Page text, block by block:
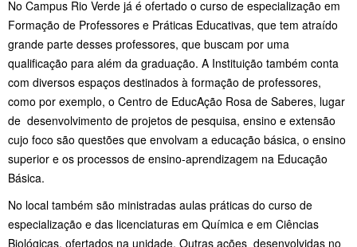
No Campus Rio Verde já é ofertado o curso de especialização em
Formação de Professores e Práticas Educativas, que tem atraído
grande parte desses professores, que buscam por uma
qualificação para além da graduação. A Instituição também conta
com diversos espaços destinados à formação de professores,
como por exemplo, o Centro de EducAção Rosa de Saberes, lugar
de desenvolvimento de projetos de pesquisa, ensino e extensão
cujo foco são questões que envolvam a educação básica, o ensino
superior e os processos de ensino-aprendizagem na Educação
Básica.
No local também são ministradas aulas práticas do curso de
especialização e das licenciaturas em Química e em Ciências
Biológicas, ofertados na unidade. Outras ações desenvolvidas no